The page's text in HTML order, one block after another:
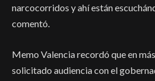
narcocorridos y ahí están
comentó.
Memo Valencia recordó que en
solicitado audiencia con el